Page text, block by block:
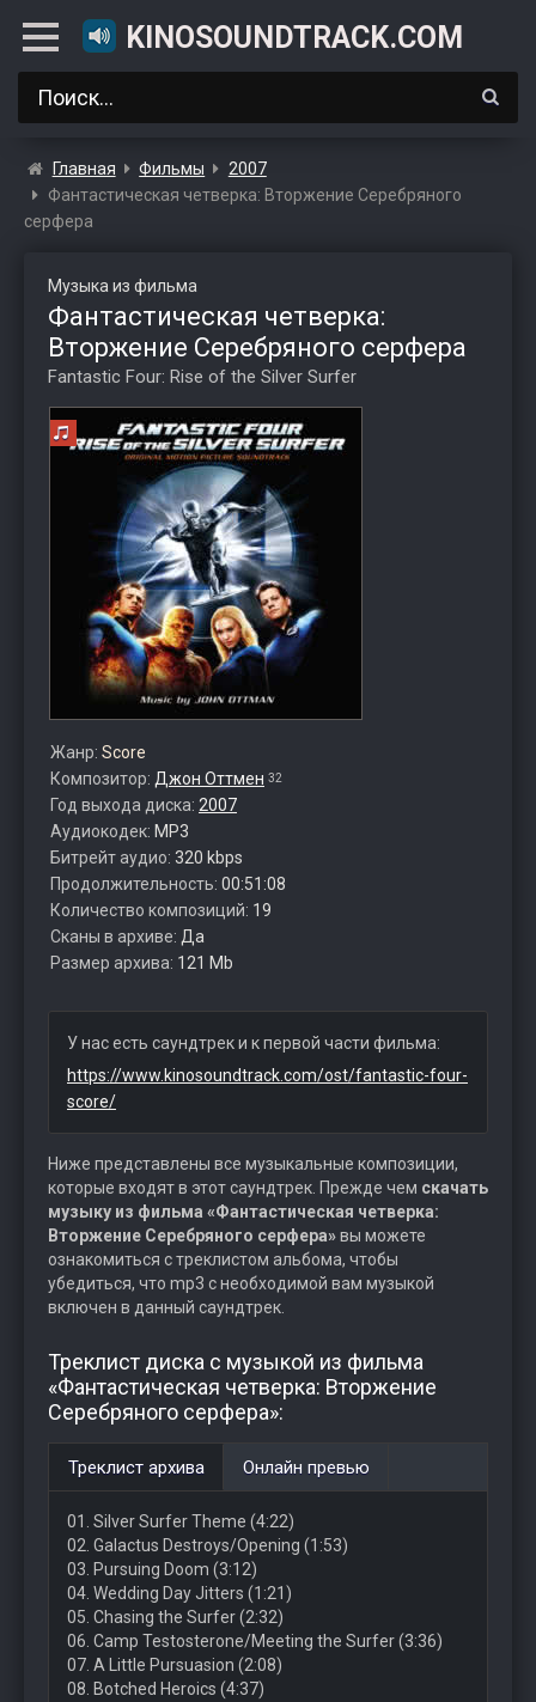
KINOSOUNDTRACK.COM
Главная Фильмы
2007
Фантастическая четверка: Вторжение Серебряного
серфера
Музыка из фильма
Фантастическая четверка:
Вторжение Серебряного серфера
Fantastic Four: Rise of the Silver Surfer
Жанр: Score
Композитор: Джон Оттмен 32
Год выхода диска: 2007
Аудиокодек: MP3
Битрейт аудио: 320 kbps
Продолжительность: 00:51:08
Количество композиций: 19
Сканы в архиве: Да
Размер архива: 121 Mb
У нас есть саундтрек и к первой части фильма:
https://www.kinosoundtrack.com/ost/fantastic-four-
score/
Ниже представлены все музыкальные композиции,
которые входят в этот саундтрек. Прежде чем скачать
музыку из фильма «Фантастическая четверка:
Вторжение Серебряного серфера»вы можете
ознакомиться с треклистом альбома, чтобы
убедиться, что mp3 с необходимой вам музыкой
включен в данный саундтрек.
Треклист диска с музыкой из фильма
«Фантастическая четверка: Вторжение
Серебряного серфера»:
Треклист архива Онлайн превью
01. Silver Surfer Theme (4:22)
02. Galactus Destroys/Opening (1:53)
03. Pursuing Doom (3:12)
04. Wedding Day Jitters (1:21)
05. Chasing the Surfer (2:32)
06. Camp Testosterone/Meeting the Surfer (3:36)
07. A Little Pursuasion (2:08)
08. Botched Heroics (4:37)